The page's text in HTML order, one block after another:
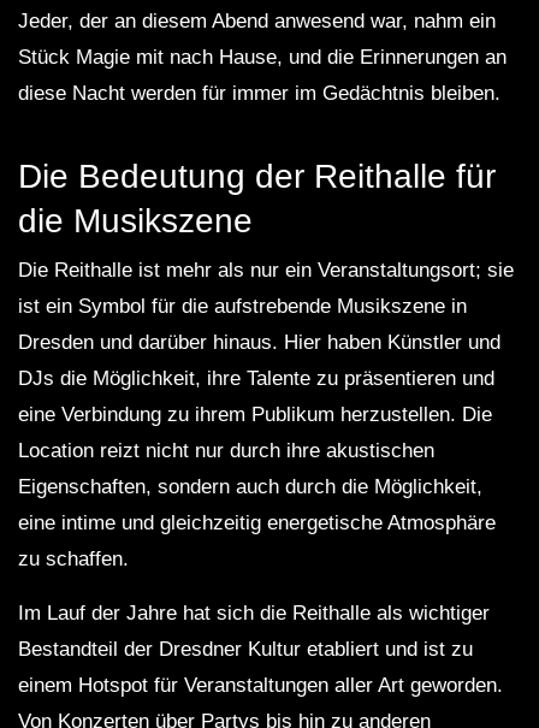
Jeder, der an diesem Abend anwesend war, nahm ein
Stück Magie mit nach Hause, und die Erinnerungen an
diese Nacht werden für immer im Gedächtnis bleiben.
Die Bedeutung der Reithalle für
die Musikszene
Die Reithalle ist mehr als nur ein Veranstaltungsort; sie
ist ein Symbol für die aufstrebende Musikszene in
Dresden und darüber hinaus. Hier haben Künstler und
DJs die Möglichkeit, ihre Talente zu präsentieren und
eine Verbindung zu ihrem Publikum herzustellen. Die
Location reizt nicht nur durch ihre akustischen
Eigenschaften, sondern auch durch die Möglichkeit,
eine intime und gleichzeitig energetische Atmosphäre
zu schaffen.
Im Lauf der Jahre hat sich die Reithalle als wichtiger
Bestandteil der Dresdner Kultur etabliert und ist zu
einem Hotspot für Veranstaltungen aller Art geworden.
Von Konzerten über Partys bis hin zu anderen